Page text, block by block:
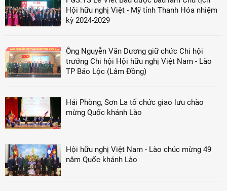
Hội hữu nghị Việt - Mỹ tỉnh Thanh Hóa nhiệm
kỳ 2024-2029
Ông Nguyễn Văn Dương giữ chức Chi hội
trưởng Chi hội Hội hữu nghị Việt Nam - Lào
TP Bảo Lộc (Lâm Đồng)
Hải Phòng, Sơn La tổ chức giao lưu chào
mừng Quốc khánh Lào
Hội hữu nghị Việt Nam - Lào chúc mừng 49
năm Quốc khánh Lào